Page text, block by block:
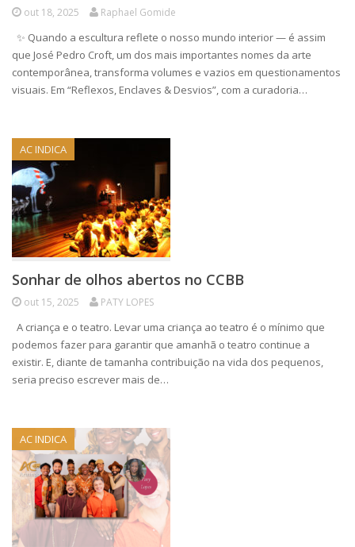
out 18, 2025 Raphael Gomide
✨ Quando a escultura reflete o nosso mundo interior — é assim
que José Pedro Croft, um dos mais importantes nomes da arte
contemporânea, transforma volumes e vazios em questionamentos
visuais. Em “Reflexos, Enclaves & Desvios”, com a curadoria…
AC INDICA
Sonhar de olhos abertos no CCBB
out 15, 2025 PATY LOPES
A criança e o teatro. Levar uma criança ao teatro é o mínimo que
podemos fazer para garantir que amanhã o teatro continue a
existir. E, diante de tamanha contribuição na vida dos pequenos,
seria preciso escrever mais de…
AC INDICA